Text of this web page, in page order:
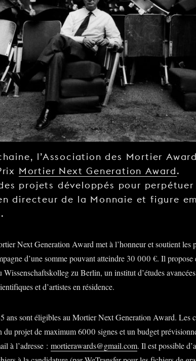
l’Association des Mortier
Mortier Next Generation Award.
projets développés pour
directeur de la Monnaie et figure
Next Generation Award met à l’honneur et soutient les
d’une somme pouvant atteindre 30 000 €. Il propose
Wissenschaftskolleg zu Berlin, un institut d’études
et d’artistes en résidence.
ans sont éligibles au Mortier Next Generation Award. Les
projet de maximum 6000 signes et un budget
à l’adresse : mortierawards@gmail.com. Il est possible